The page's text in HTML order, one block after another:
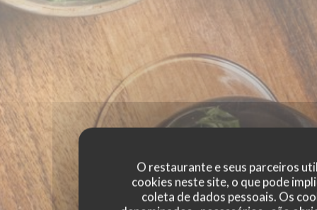
O restaurante e seus parceiros
cookies neste site, o que pode
coleta de dados pessoais. Os